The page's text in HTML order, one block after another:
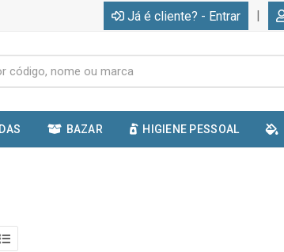
Já é cliente? - Entrar |
BAZAR HIGIENE PESSOAL